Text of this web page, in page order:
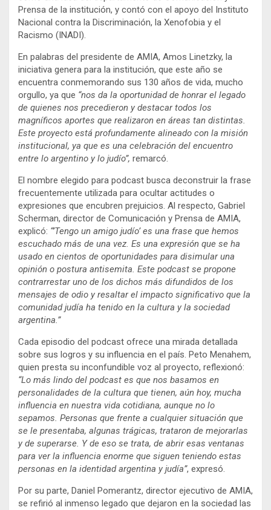
Prensa de la institución, y contó con el apoyo del Instituto
Nacional contra la Discriminación, la Xenofobia y el
Racismo (INADI).
En palabras del presidente de AMIA, Amos Linetzky, la
iniciativa genera para la institución, que este año se
encuentra conmemorando sus 130 años de vida, mucho
orgullo, ya que “nos da la oportunidad de honrar el legado
de quienes nos precedieron y destacar todos los
magníficos aportes que realizaron en áreas tan distintas.
Este proyecto está profundamente alineado con la misión
institucional, ya que es una celebración del encuentro
entre lo argentino y lo judío”, remarcó.
El nombre elegido para podcast busca deconstruir la frase
frecuentemente utilizada para ocultar actitudes o
expresiones que encubren prejuicios. Al respecto, Gabriel
Scherman, director de Comunicación y Prensa de AMIA,
explicó: “’Tengo un amigo judío’ es una frase que hemos
escuchado más de una vez. Es una expresión que se ha
usado en cientos de oportunidades para disimular una
opinión o postura antisemita. Este podcast se propone
contrarrestar uno de los dichos más difundidos de los
mensajes de odio y resaltar el impacto significativo que la
comunidad judía ha tenido en la cultura y la sociedad
argentina.”
Cada episodio del podcast ofrece una mirada detallada
sobre sus logros y su influencia en el país. Peto Menahem,
quien presta su inconfundible voz al proyecto, reflexionó:
“Lo más lindo del podcast es que nos basamos en
personalidades de la cultura que tienen, aún hoy, mucha
influencia en nuestra vida cotidiana, aunque no lo
sepamos. Personas que frente a cualquier situación que
se le presentaba, algunas trágicas, trataron de mejorarlas
y de superarse. Y de eso se trata, de abrir esas ventanas
para ver la influencia enorme que siguen teniendo estas
personas en la identidad argentina y judía”, expresó.
Por su parte, Daniel Pomerantz, director ejecutivo de AMIA,
se refirió al inmenso legado que dejaron en la sociedad las